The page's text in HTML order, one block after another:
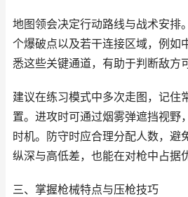
地图领会决定行动路线与战术安排
个爆破点以及若干连接区域，例如
悉这些关键通道，有助于判断敌方
建议在练习模式中多次走图，记住
置。进攻时可通过烟雾弹遮挡视野
时机。防守时应合理分配人数，避
纵深与高低差，也能在对枪中占据
三、掌握枪械特点与压枪技巧